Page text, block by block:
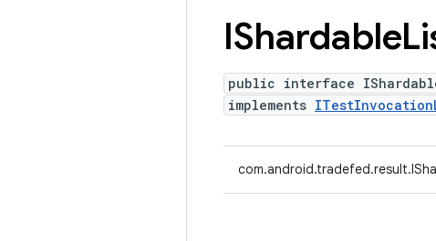
IShardable
public interface
implements